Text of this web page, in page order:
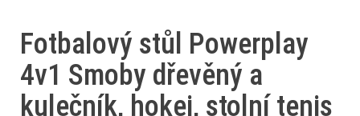
Fotbalový stůl Powerplay
4v1 Smoby dřevěný a
kulečník, hokej, stolní tenis